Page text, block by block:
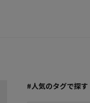
#人気のタグで探す